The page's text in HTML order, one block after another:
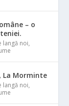
– o
langă noi,
La Morminte
langă noi,